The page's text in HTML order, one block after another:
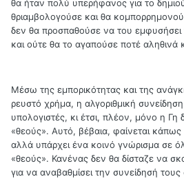
θα ήταν πολύ υπερήφανος για το
θριαμβολογούσε και θα
δεν θα προσπαθούσε να του
και ούτε θα το αγαπούσε ποτέ αληθινά
Μέσω της εμπορικότητας και της
ρευστό χρήμα, η αλγοριθμική
υπολογιστές, κι έτσι, πλέον, μόνο η Γη
«θεούς». Αυτό, βέβαια, φαίνεται κάπως
αλλά υπάρχει ένα κοινό γνώρισμα σε
«θεούς». Κανένας δεν θα δίσταζε να
για να αναβαθμίσει την συνείδησή